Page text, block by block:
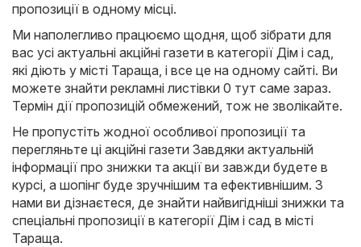
пропозиції в одному місці.
Ми наполегливо працюємо щодня, щоб зібрати для
вас усі актуальні акційні газети в категорії Дім і сад,
які діють у місті Тараща, і все це на одному сайті. Ви
можете знайти рекламні листівки 0 тут саме зараз.
Термін дії пропозицій обмежений, тож не зволікайте.
Не пропустіть жодної особливої пропозиції та
перегляньте ці акційні газети Завдяки актуальній
інформації про знижки та акції ви завжди будете в
курсі, а шопінг буде зручнішим та ефективнішим. З
нами ви дізнаєтеся, де знайти найвигідніші знижки та
спеціальні пропозиції в категорії Дім і сад в місті
Тараща.